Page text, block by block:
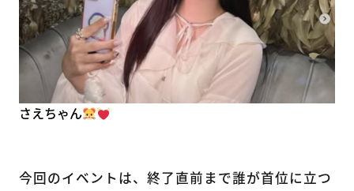
さえちゃん
今回のイベントは、終了直前まで誰が首位に立つ